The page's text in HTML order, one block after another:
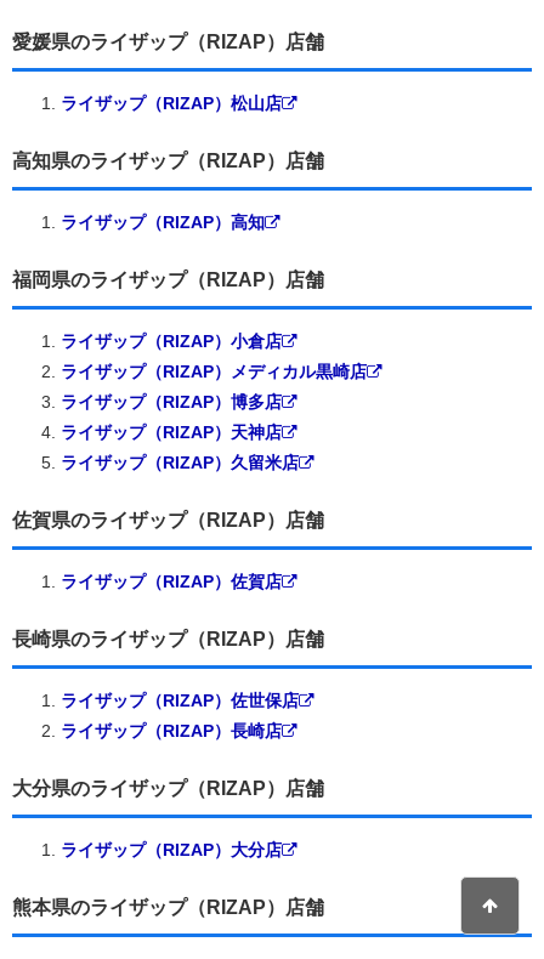
愛媛県のライザップ（RIZAP）店舗
ライザップ（RIZAP）松山店
高知県のライザップ（RIZAP）店舗
ライザップ（RIZAP）高知
福岡県のライザップ（RIZAP）店舗
ライザップ（RIZAP）小倉店
ライザップ（RIZAP）メディカル黒崎店
ライザップ（RIZAP）博多店
ライザップ（RIZAP）天神店
ライザップ（RIZAP）久留米店
佐賀県のライザップ（RIZAP）店舗
ライザップ（RIZAP）佐賀店
長崎県のライザップ（RIZAP）店舗
ライザップ（RIZAP）佐世保店
ライザップ（RIZAP）長崎店
大分県のライザップ（RIZAP）店舗
ライザップ（RIZAP）大分店
熊本県のライザップ（RIZAP）店舗